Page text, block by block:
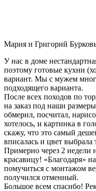
Мария и Григорий
У нас в доме
поэтому готовые кухни
вариант. Мы с мужем
подходящего варианта.
После всех походов по
на заказ под наши
обмерил, посчитал,
хотелось, и картинка в
скажу, что это самый
вписалась и цвет выбрала
Примерно через 2
красавицу! «Благодаря»
помучиться с монтажом
получился отменный.
Большое всем спасибо!